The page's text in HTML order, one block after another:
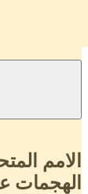
الامم
الهجمات